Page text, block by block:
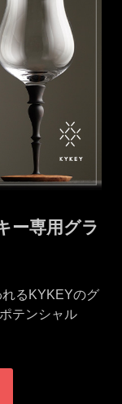
ー専用グラ
るKYKEYのグ
テンシャル